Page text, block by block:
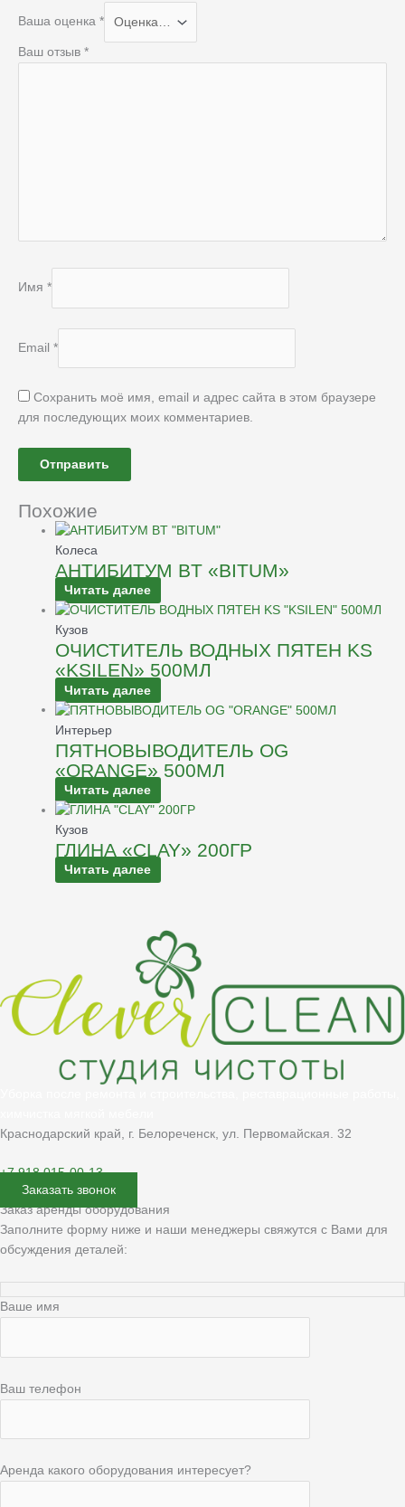
Ваша оценка *
Ваш отзыв *
Имя *
Email *
Сохранить моё имя, email и адрес сайта в этом браузере
для последующих моих комментариев.
Похожие
Колеса
АНТИБИТУМ BT «BITUM»
Читать далее
Кузов
ОЧИСТИТЕЛЬ ВОДНЫХ ПЯТЕН KS
«KSILEN» 500МЛ
Читать далее
Интерьер
ПЯТНОВЫВОДИТЕЛЬ OG
«ORANGE» 500МЛ
Читать далее
Кузов
ГЛИНА «CLAY» 200ГР
Читать далее
Краснодарский край, г. Белореченск, ул. Первомайская. 32
+7 918 015-00-13
Заказать звонок
Заказ аренды оборудования
Заполните форму ниже и наши менеджеры свяжутся с Вами для
обсуждения деталей:
Ваше имя
Ваш телефон
Аренда какого оборудования интересует?